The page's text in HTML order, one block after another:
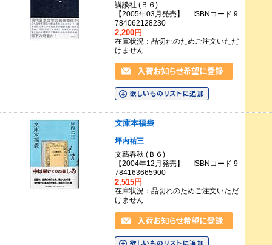
講談社 (Ｂ６)
【2005年03月発売】 ISBNコード 9
784062128230
2,200円
在庫状況：品切れのためご注文いただ
けません
文庫本福袋
坪内祐三
文藝春秋 (Ｂ６)
【2004年12月発売】 ISBNコード 9
784163665900
2,515円
在庫状況：品切れのためご注文いただ
けません